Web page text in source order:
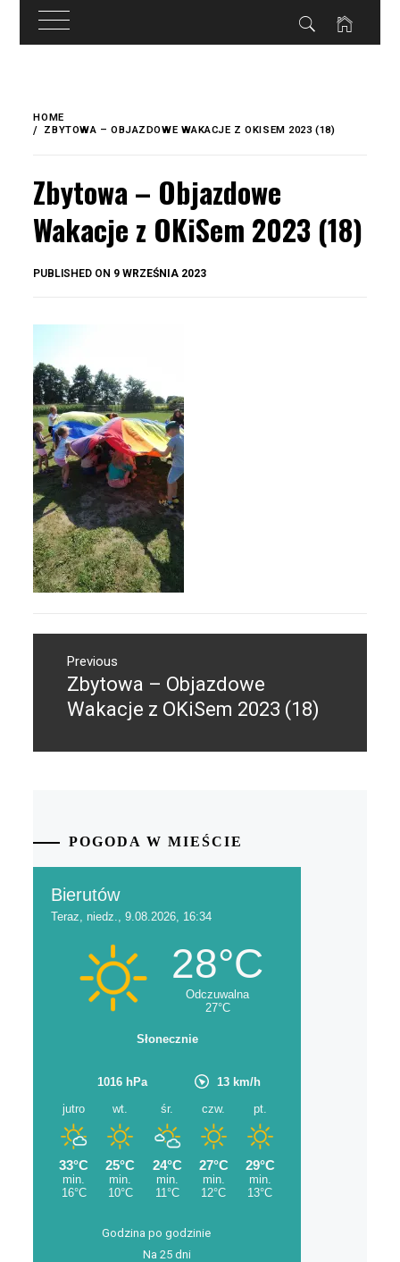
treści
content
HOME
ZBYTOWA – OBJAZDOWE WAKACJE Z OKISEM 2023 (18)
Zbytowa – Objazdowe
Wakacje z OKiSem 2023 (18)
PUBLISHED ON 9 WRZEŚNIA 2023
wpisuPrevious
Previous
post:
Zbytowa – Objazdowe
Wakacje z OKiSem 2023 (18)
POGODA W MIEŚCIE
Godzina po godzinie
Na 25 dni